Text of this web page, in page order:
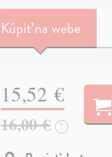
Kúpiťna webe
15,52 €
16,00 € ?